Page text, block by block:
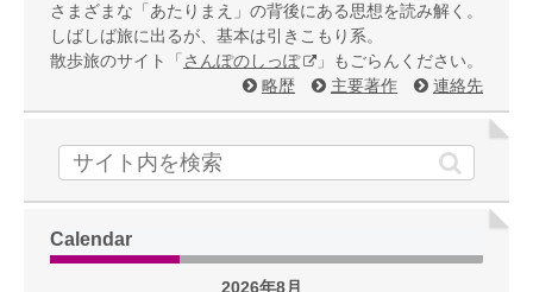
さまざまな「あたりまえ」の背後にある思想を読み解く。
しばしば旅に出るが、基本は引きこもり系。
散歩旅のサイト「 さんぽのしっぽ
」もごらんください。
略歴
主要著作 連絡先
Calendar
2026年8月